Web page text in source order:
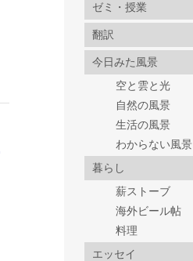
ゼミ・授業
翻訳
今日みた風景
空と雲と光
自然の風景
生活の風景
わからない風景
暮らし
薪ストーブ
海外ビール帖
料理
エッセイ